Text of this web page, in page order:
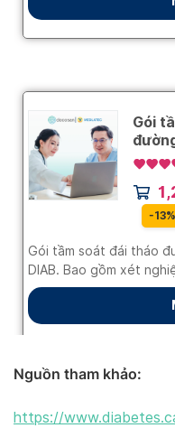
Nguồn tham khảo:
https://